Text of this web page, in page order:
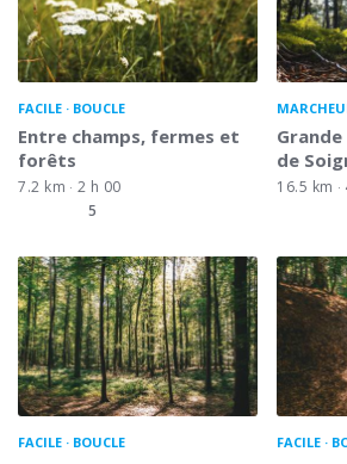
FACILE BOUCLE
Entre champs, fermes et
forêts
7.2 km
2 h 00
5
de
16.5 km
FACILE BOUCLE FACILE